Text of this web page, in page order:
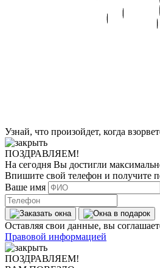
Узнай, что произойдет, когда
ПОЗДРАВЛЯЕМ!
На сегодня Вы достигли
Впишите свой телефон и получите
Ваше имя
Оставляя свои данные, вы
Правовой информацией
ПОЗДРАВЛЯЕМ!